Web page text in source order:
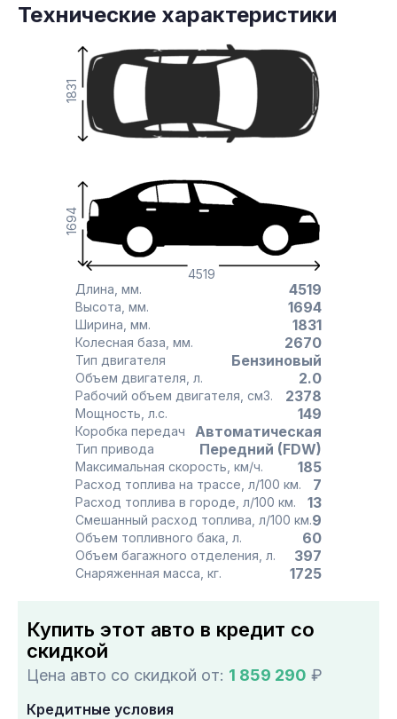
Технические характеристики
4519
1694
1831
Длина, мм. 4519
Высота, мм. 1694
Ширина, мм. 1831
Колесная база, мм. 2670
Тип двигателя Бензиновый
Объем двигателя, л. 2.0
Рабочий объем двигателя, см3. 2378
Мощность, л.с. 149
Коробка передач Автоматическая
Тип привода Передний (FDW)
Максимальная скорость, км/ч. 185
Расход топлива на трассе, л/100 км. 7
Расход топлива в городе, л/100 км. 13
Смешанный расход топлива, л/100 км.9
Объем топливного бака, л. 60
Объем багажного отделения, л. 397
Снаряженная масса, кг. 1725
Купить этот авто в кредит со
скидкой
Цена авто со скидкой от: 1 859 290 ₽
Кредитные условия